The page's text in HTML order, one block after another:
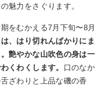
の魅力をさぐります。
をむかえる7月下旬〜8月
、はり切れんばかりにま
艶やかな山吹色の身は一
くわくします。 口のなか
ざわりと上品な磯の香